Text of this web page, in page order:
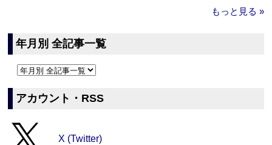
もっと見る »
年月別 全記事一覧
アカウント・RSS
X (Twitter)